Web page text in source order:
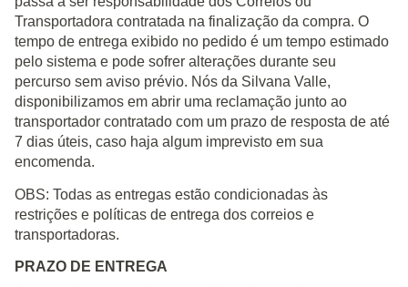
Transportadora contratada na finalização da compra. O
tempo de entrega exibido no pedido é um tempo estimado
pelo sistema e pode sofrer alterações durante seu
percurso sem aviso prévio. Nós da Silvana Valle,
disponibilizamos em abrir uma reclamação junto ao
transportador contratado com um prazo de resposta de até
7 dias úteis, caso haja algum imprevisto em sua
encomenda.
OBS: Todas as entregas estão condicionadas às
restrições e políticas de entrega dos correios e
transportadoras.
PRAZO DE ENTREGA